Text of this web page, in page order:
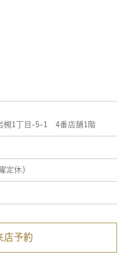
槻1丁目-5-1 4番店舗1階
定休）
店予約